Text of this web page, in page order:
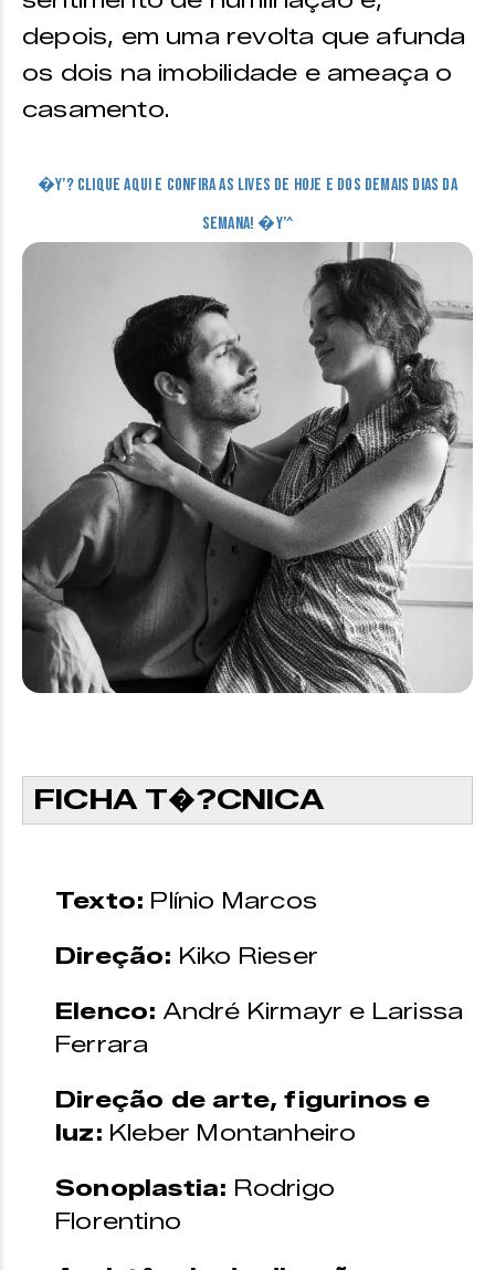
depois, em uma revolta que afunda
os dois na imobilidade e ameaça o
casamento.
�Y’? CLIQUE AQUI E CONFIRA AS LIVES DE HOJE E DOS DEMAIS DIAS DA
SEMANA! �Y’^
FICHA T�?CNICA
Texto: Plínio Marcos
Direção: Kiko Rieser
Elenco: André Kirmayr e Larissa
Ferrara
Direção de arte, figurinos e
luz: Kleber Montanheiro
Sonoplastia: Rodrigo
Florentino